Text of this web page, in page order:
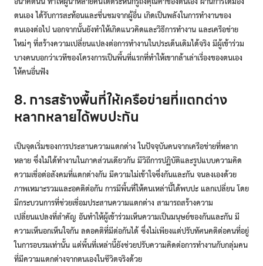
ตนเอง ได้รับการสะท้อนและชื่นชมจากผู้อื่น เกิดเป็นพลังในการทำงานของ
ตนเองต่อไป นอกจากนั้นยังทำให้เกิดแนวคิดและวิธีการทำงาน และเครือข่าย
ใหม่ๆ ที่สร้างความเปลี่ยนแปลงต่อการทำงานในประเด็นเดิมได้จริง มีผู้เข้าร่วม
บางคนบอกว่าเวทีของโครงการเป็นพื้นที่แรกที่ทำให้เขากล้าเล่าเรื่องของตนเอง
ให้คนอื่นฟัง
8. การสร้างพื้นที่ให้เครือข่ายที่แตกต่าง
หลากหลายได้พบปะกัน
เป็นจุดเริ่มของการประสานความแตกต่าง ในปัจจุบันคนจากเครือข่ายที่หลาก
หลาย ซึ่งไม่ได้ทำงานในภาคส่วนเดียวกัน มีวิถีการปฏิบัติและรูปแบบความคิด
ความเชื่อต่อสังคมที่แตกต่างกัน มีความไม่เข้าใจซึ่งกันและกัน จนลงเองด้วย
ภาพเหมาะรวมและอคติต่อกัน การมีพื้นที่ให้คนเหล่านี้ได้พบปะ แลกเปลี่ยน โดย
มีกระบวนการที่ช่วยเชื่อมประสานความแตกต่าง สามารถสร้างความ
เปลี่ยนแปลงที่สำคัญ อันทำให้ผู้เข้าร่วมเห็นความเป็นมนุษย์ของกันและกัน มี
ความเห็นอกเห็นใจกัน ลดอคติที่มีต่อกันได้ ซึ่งไม่เพียงแต่ปรับทัศนคติต่อคนที่อยู่
ในการอบรมเท่านั้น แต่พื้นที่เหล่านี้ยังช่วยปรับความคิดต่อการทำงานกับกลุ่มคน
ที่มีความแตกต่างจากตนเองในชีวิตจริงด้วย